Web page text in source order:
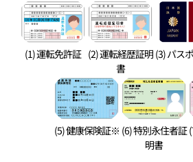
(1) 運転免許証 (2) 運転経歴証明
書
(3) パス
(5) 健康保険証※ (6) 特別永住者証
明書